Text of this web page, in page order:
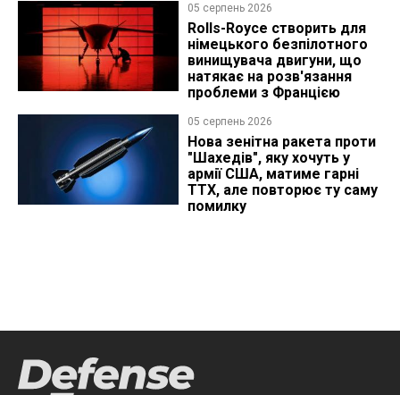
05 серпень 2026
Rolls-Royce створить для
німецького безпілотного
винищувача двигуни, що
натякає на розв'язання
проблеми з Францією
05 серпень 2026
Нова зенітна ракета проти
"Шахедів", яку хочуть у
армії США, матиме гарні
ТТХ, але повторює ту саму
помилку